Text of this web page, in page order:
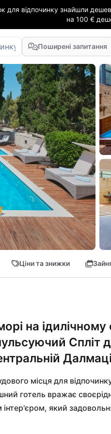
для відпочинку знайшли
на 100 €
Поширені запитання
Ціни та знижки
на ідилічному
Спліт
місця для
готель вражає
який
або насолоджуйтесь